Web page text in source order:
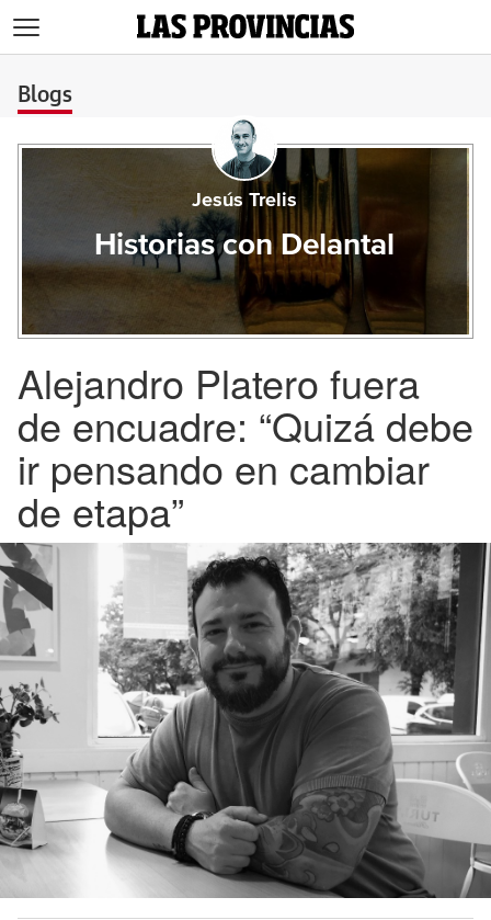
Blogs
Jesús Trelis
Historias con Delantal
Alejandro Platero fuera
de encuadre: “Quizá debe
ir pensando en cambiar
de etapa”